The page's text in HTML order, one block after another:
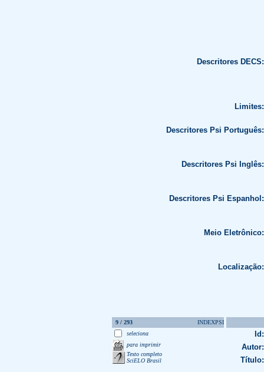
Descritores DECS:
Limites:
Descritores Psi Português:
Descritores Psi Inglês:
Descritores Psi Espanhol:
Meio Eletrônico:
Localização:
9 / 293
INDEXPSI
seleciona
para imprimir
Texto completo
SciELO Brasil
Id:
Autor:
Título: